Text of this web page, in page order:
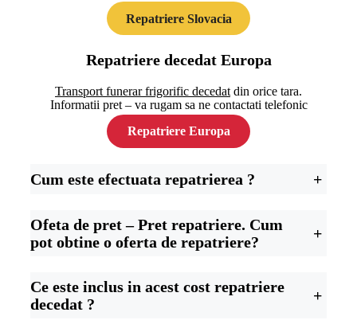
Repatriere Slovacia
Repatriere decedat Europa
Transport funerar frigorific decedatdin orice tara.
Informatii pret – va rugam sa ne contactati telefonic
Repatriere Europa
Cum este efectuata repatrierea ? +
Ofeta de pret – Pret repatriere. Cum
pot obtine o oferta de repatriere?
+
Ce este inclus in acest cost repatriere
decedat ?
+